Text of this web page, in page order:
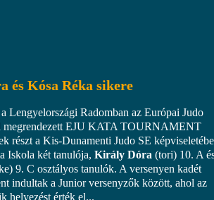
és Kósa Réka sikere
Lengyelországi Radomban az Európai Judo
megrendezett EJU KATA TOURNAMENT
részt a Kis-Dunamenti Judo SE
Iskola két tanulója, Király Dóra (tori) 10. A
9. C osztályos tanulók. A versenyen kadét
indultak a Junior versenyzők között, ahol az
helyezést érték el...